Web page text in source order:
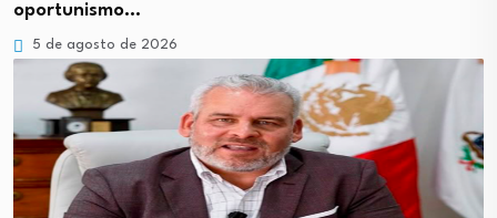
oportunismo…
5 de agosto de 2026